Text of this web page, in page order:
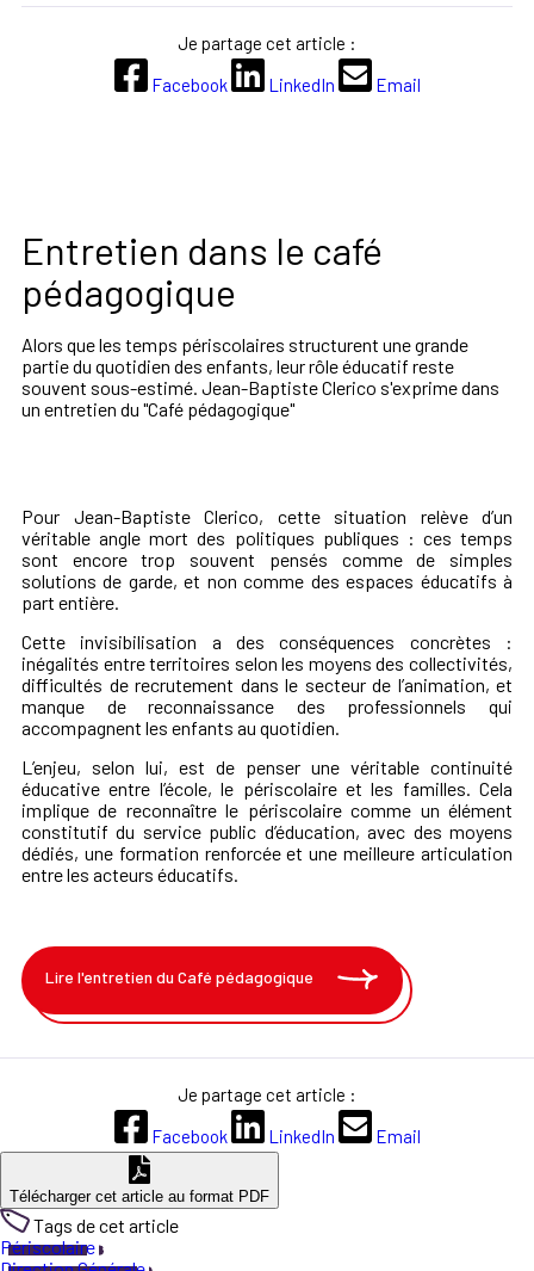
Entretien dans le café
pédagogique
Alors que les temps périscolaires structurent une grande
partie du quotidien des enfants, leur rôle éducatif reste
souvent sous-estimé. Jean-Baptiste Clerico s'exprime dans
un entretien du "Café pédagogique"
Pour Jean-Baptiste Clerico, cette situation relève d’un
véritable angle mort des politiques publiques : ces temps
sont encore trop souvent pensés comme de simples
solutions de garde, et non comme des espaces éducatifs à
part entière.
Cette invisibilisation a des conséquences concrètes :
inégalités entre territoires selon les moyens des collectivités,
difficultés de recrutement dans le secteur de l’animation, et
manque de reconnaissance des professionnels qui
accompagnent les enfants au quotidien.
L’enjeu, selon lui, est de penser une véritable continuité
éducative entre l’école, le périscolaire et les familles. Cela
implique de reconnaître le périscolaire comme un élément
constitutif du service public d’éducation, avec des moyens
dédiés, une formation renforcée et une meilleure articulation
entre les acteurs éducatifs.
Lire l'entretien du Café pédagogique
Je partage cet article :
Facebook
LinkedIn Email
Télécharger cet article au format PDF
Tags de cet article
Périscolaire
Je partage cet article :
Facebook
LinkedIn Email